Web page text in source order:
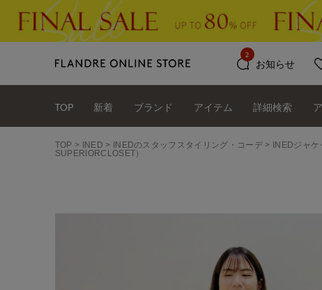
お知らせ
2
TOP 新着 ブランド アイテム 詳細検索
TOP INED INEDのスタッフスタイリング・コーデ
INEDジャ
SUPERIORCLOSET）